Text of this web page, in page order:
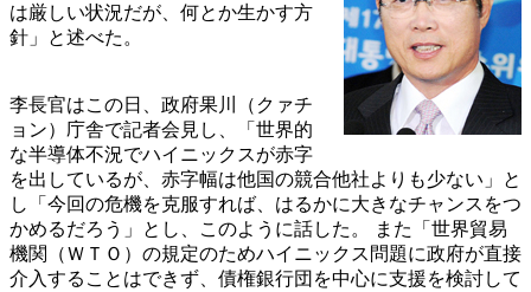
は厳しい状況だが、何とか生かす方
針」と述べた。
李長官はこの日、政府果川（クァチ
ョン）庁舎で記者会見し、「世界的
な半導体不況でハイニックスが赤字
を出しているが、赤字幅は他国の競合他社よりも少ない」と
し「今回の危機を克服すれば、はるかに大きなチャンスをつ
かめるだろう」とし、このように話した。 また「世界貿易
機関（ＷＴＯ）の規定のためハイニックス問題に政府が直接
介入することはできず、債権銀行団を中心に支援を検討して